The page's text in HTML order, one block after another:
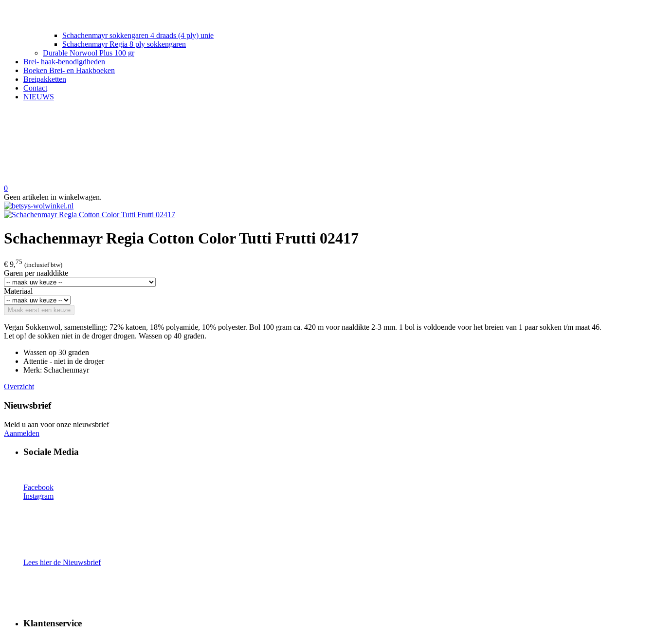
Schachenmayr sokkengaren 4 draads (4 ply) unie
Schachenmayr Regia 8 ply sokkengaren
Durable Norwool Plus 100 gr
Brei- haak-benodigdheden
Boeken Brei- en Haakboeken
Breipakketten
Contact
NIEUWS
0
Geen artikelen in winkelwagen.
Schachenmayr Regia Cotton Color Tutti Frutti 02417
€ 9,75 (inclusief btw)
Garen per naalddikte
Materiaal
Maak eerst een keuze
Vegan Sokkenwol, samenstelling: 72% katoen, 18% polyamide, 10% polyester. Bol 100 gram ca. 420 m voor naaldikte 2-3 mm. 1 bol is voldoende voor het breien van 1 paar sokken t/m maat 46.
Let op! de sokken niet in de droger drogen. Wassen op 40 graden.
Wassen op 30 graden
Attentie - niet in de droger
Merk: Schachenmayr
Overzicht
Nieuwsbrief
Meld u aan voor onze nieuwsbrief
Aanmelden
Sociale Media
Facebook
Instagram
Lees hier de Nieuwsbrief
Klantenservice